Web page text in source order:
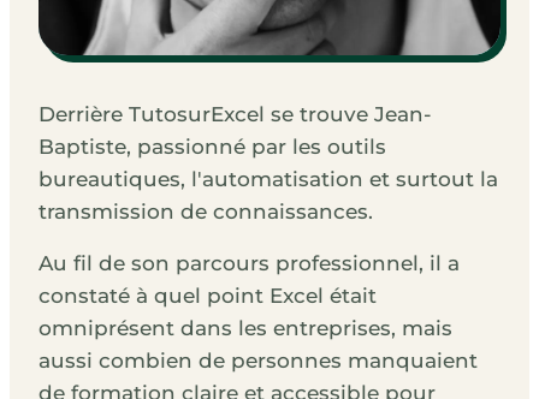
Derrière TutosurExcel se trouve Jean-
Baptiste, passionné par les outils
bureautiques, l'automatisation et surtout la
transmission de connaissances.
Au fil de son parcours professionnel, il a
constaté à quel point Excel était
omniprésent dans les entreprises, mais
aussi combien de personnes manquaient
de formation claire et accessible pour